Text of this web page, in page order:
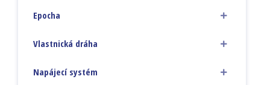
Epocha
Vlastnická dráha
Napájecí systém